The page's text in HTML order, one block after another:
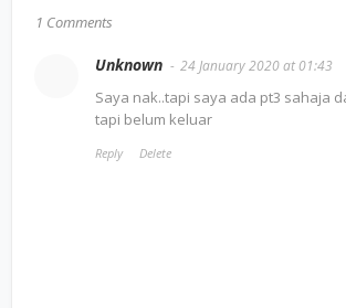
1 Comments
Unknown 24 January 2020 at 01:43
Saya nak..tapi saya ada pt3 sahaja
tapi belum keluar
Reply Delete